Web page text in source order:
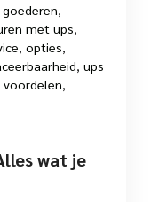
goederen
met ups
opties
ups
voordelen
wat je